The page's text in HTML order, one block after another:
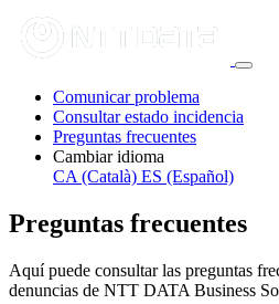
Comunicar problema
Consultar estado incidencia
Preguntas frecuentes
Cambiar idioma
CA (Català) ES (Español)
Preguntas frecuentes
Aquí puede consultar las preguntas
denuncias de NTT DATA Business